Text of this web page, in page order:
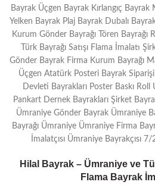
Bayrak Üçgen Bayrak Kırlangıç
Yelken Bayrak Plaj Bayrak Dubalı
Kurum Gönder Bayrağı Tören Bayrağı
Türk Bayrağı Satışı Flama İmalatı
Gönder Bayrak Firma Kurum Bayrağı
Üçgen Atatürk Posteri Bayrak
Devleti Bayrakları Poster Baskı
Pankart Dernek Bayrakları Şirket
Ümraniye Gönder Bayrak Ümraniye
Bayrağı Ümraniye Ümraniye Firma
İmalatçısı Ümraniye Bayrakçısı
Hilal Bayrak – Ümraniye ve
Flama Bayrak